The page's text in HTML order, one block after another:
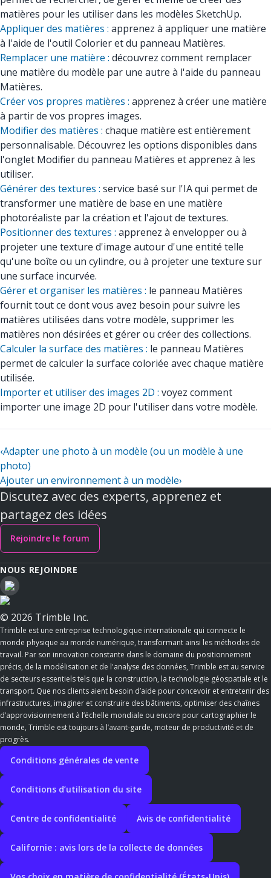
matières pour les utiliser dans les modèles SketchUp.
Appliquer des matières : apprenez à appliquer une matière
à l'aide de l'outil Colorier et du panneau Matières.
Remplacer une matière : découvrez comment remplacer
une matière du modèle par une autre à l'aide du panneau
Matières.
Créer vos propres matières : apprenez à créer une matière
à partir de vos propres images.
Modifier des matières : chaque matière est entièrement
personnalisable. Découvrez les options disponibles dans
l'onglet Modifier du panneau Matières et apprenez à les
utiliser.
Générer des textures : service basé sur l'IA qui permet de
transformer une matière de base en une matière
photoréaliste par la création et l'ajout de textures.
Positionner des textures : apprenez à envelopper ou à
projeter une texture d'image autour d'une entité telle
qu'une boîte ou un cylindre, ou à projeter une texture sur
une surface incurvée.
Gérer et organiser les matières : le panneau Matières
fournit tout ce dont vous avez besoin pour suivre les
matières utilisées dans votre modèle, supprimer les
matières non désirées et gérer ou créer des collections.
Calculer la surface des matières : le panneau Matières
permet de calculer la surface coloriée avec chaque matière
utilisée.
Importer et utiliser des images 2D : voyez comment
importer une image 2D pour l'utiliser dans votre modèle.
‹Adapter une photo à un modèle (ou un modèle à une
photo)
Ajouter un environnement à un modèle›
Discutez avec des experts, apprenez et
partagez des idées
Rejoindre le forum
NOUS REJOINDRE
© 2026 Trimble Inc.
Trimble est une entreprise technologique internationale qui connecte le
monde physique au monde numérique, transformant ainsi les méthodes de
travail. Par son innovation constante dans le domaine du positionnement
précis, de la modélisation et de l'analyse des données, Trimble est au service
de secteurs essentiels tels que la construction, la technologie géospatiale et le
transport. Que nos clients aient besoin d’aide pour concevoir et entretenir des
infrastructures, imaginer et construire des bâtiments, optimiser des chaînes
d’approvisionnement à l’échelle mondiale ou encore pour cartographier le
monde, Trimble est toujours à l’avant-garde, moteur de productivité et de
progrès.
Conditions générales de vente
Conditions d’utilisation du site
Centre de confidentialité Avis de confidentialité
Californie : avis lors de la collecte de données